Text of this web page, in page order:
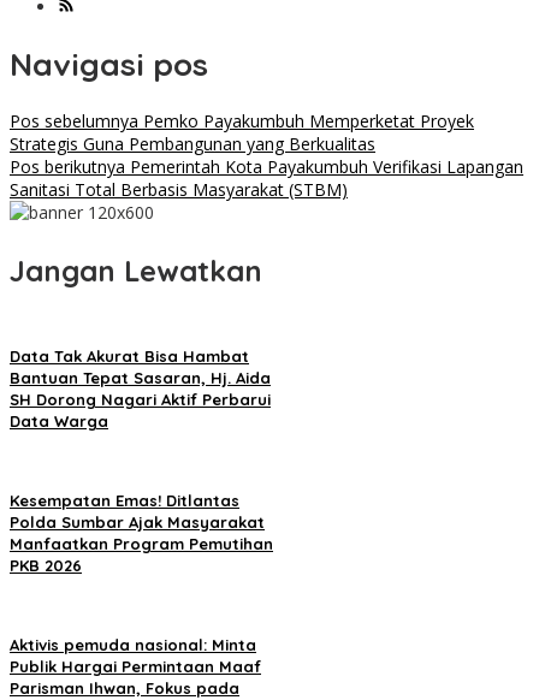
Navigasi pos
Pos sebelumnya Pemko Payakumbuh Memperketat Proyek
Strategis Guna Pembangunan yang Berkualitas
Pos berikutnya Pemerintah Kota Payakumbuh Verifikasi Lapangan
Sanitasi Total Berbasis Masyarakat (STBM)
Jangan Lewatkan
Data Tak Akurat Bisa Hambat
Bantuan Tepat Sasaran, Hj. Aida
SH Dorong Nagari Aktif Perbarui
Data Warga
Kesempatan Emas! Ditlantas
Polda Sumbar Ajak Masyarakat
Manfaatkan Program Pemutihan
PKB 2026
Aktivis pemuda nasional: Minta
Publik Hargai Permintaan Maaf
Parisman Ihwan, Fokus pada